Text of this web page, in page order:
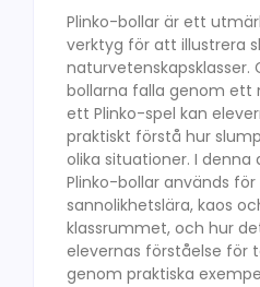
Plinko-bollar är ett
verktyg för att illustrera
bollarna falla genom ett
ett Plinko-spel kan
praktiskt förstå hur
olika situationer. I denna
Plinko-bollar används
sannolikhetslära, kaos
klassrummet, och hur
elevernas förståelse för
genom praktiska